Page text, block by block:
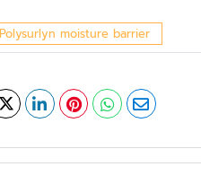
moisture barrier